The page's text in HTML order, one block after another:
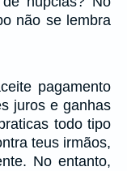
não se lembra
pagamento
juros e ganhas
todo tipo
teus irmãos,
No entanto,